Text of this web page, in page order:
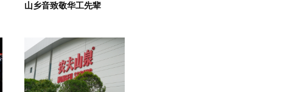
山乡音致敬华工先辈